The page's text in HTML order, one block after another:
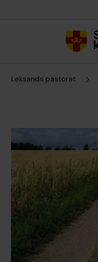
Leksands pastorat